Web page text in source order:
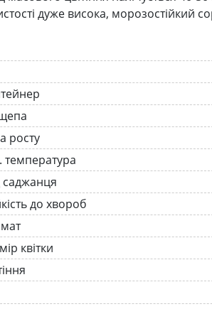
дуже висока, морозостійкий
росту
температура
саджанця
до хвороб
квітки